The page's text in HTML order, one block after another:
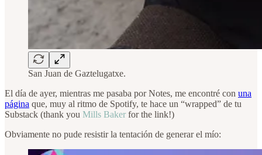
San Juan de Gaztelugatxe.
El día de ayer, mientras me pasaba por Notes, me encontré con una
página que, muy al ritmo de Spotify, te hace un “wrapped” de tu
Substack (thank you Mills Baker for the link!)
Obviamente no pude resistir la tentación de generar el mío: